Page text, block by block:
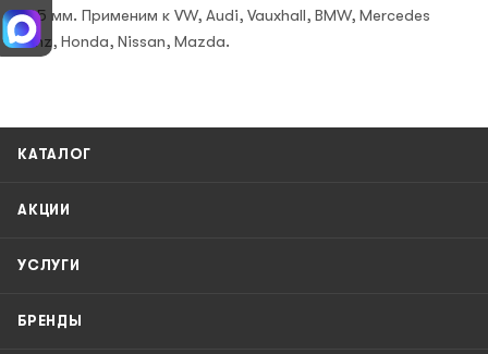
265 мм. Применим к VW, Audi, Vauxhall, BMW, Mercedes
Benz, Honda, Nissan, Mazda.
КАТАЛОГ
АКЦИИ
УСЛУГИ
БРЕНДЫ